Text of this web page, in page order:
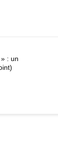
: un